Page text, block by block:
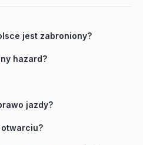
jest zabroniony?
hazard?
jazdy?
otwarciu?